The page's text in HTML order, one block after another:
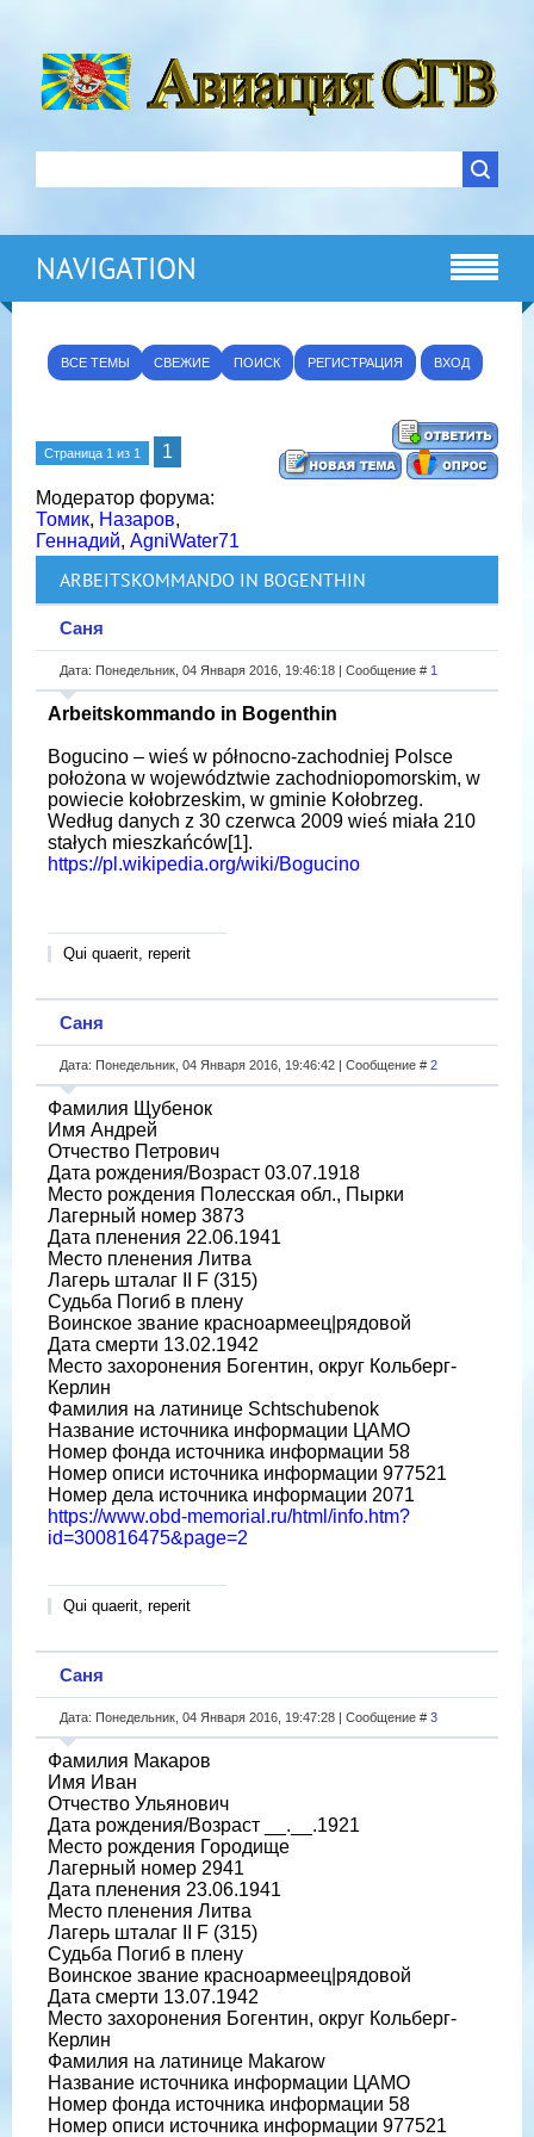
NAVIGATION
ВСЕ ТЕМЫ СВЕЖИЕ ПОИСК РЕГИСТРАЦИЯ ВХОД
Страница 1 из 1 1
Модератор форума:
Томик, Назаров,
Геннадий, AgniWater71
ARBEITSKOMMANDO IN BOGENTHIN
Саня
Дата: Понедельник, 04 Января 2016, 19:46:18 | Сообщение # 1
Arbeitskommando in Bogenthin
Bogucino – wieś w północno-zachodniej Polsce
położona w województwie zachodniopomorskim, w
powiecie kołobrzeskim, w gminie Kołobrzeg.
Według danych z 30 czerwca 2009 wieś miała 210
stałych mieszkańców[1].
https://pl.wikipedia.org/wiki/Bogucino
Qui quaerit, reperit
Саня
Дата: Понедельник, 04 Января 2016, 19:46:42 | Сообщение # 2
Фамилия Щубенок
Имя Андрей
Отчество Петрович
Дата рождения/Возраст 03.07.1918
Место рождения Полесская обл., Пырки
Лагерный номер 3873
Дата пленения 22.06.1941
Место пленения Литва
Лагерь шталаг II F (315)
Судьба Погиб в плену
Воинское звание красноармеец|рядовой
Дата смерти 13.02.1942
Место захоронения Богентин, округ Кольберг-
Керлин
Фамилия на латинице Schtschubenok
Название источника информации ЦАМО
Номер фонда источника информации 58
Номер описи источника информации 977521
Номер дела источника информации 2071
https://www.obd-memorial.ru/html/info.htm?
id=300816475&page=2
Qui quaerit, reperit
Саня
Дата: Понедельник, 04 Января 2016, 19:47:28 | Сообщение # 3
Фамилия Макаров
Имя Иван
Отчество Ульянович
Дата рождения/Возраст __.__.1921
Место рождения Городище
Лагерный номер 2941
Дата пленения 23.06.1941
Место пленения Литва
Лагерь шталаг II F (315)
Судьба Погиб в плену
Воинское звание красноармеец|рядовой
Дата смерти 13.07.1942
Место захоронения Богентин, округ Кольберг-
Керлин
Фамилия на латинице Makarow
Название источника информации ЦАМО
Номер фонда источника информации 58
Номер описи источника информации 977521